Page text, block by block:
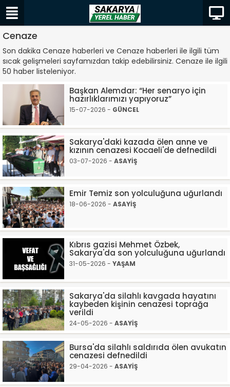
Cenaze
Son dakika Cenaze haberleri ve Cenaze haberleri ile ilgili tüm
sıcak gelişmeleri sayfamızdan takip edebilirsiniz. Cenaze ile ilgili
50 haber listeleniyor.
Başkan Alemdar: “Her senaryo için
hazırlıklarımızı yapıyoruz”
15-07-2026 - GÜNCEL
Sakarya'daki kazada ölen anne ve
kızının cenazesi Kocaeli'de defnedildi
03-07-2026 - ASAYİŞ
Emir Temiz son yolculuğuna uğurlandı
18-06-2026 - ASAYİŞ
Kıbrıs gazisi Mehmet Özbek,
Sakarya'da son yolculuğuna uğurlandı
31-05-2026 - YAŞAM
Sakarya'da silahlı kavgada hayatını
kaybeden kişinin cenazesi toprağa
verildi
24-05-2026 - ASAYİŞ
Bursa'da silahlı saldırıda ölen avukatın
cenazesi defnedildi
29-04-2026 - ASAYİŞ